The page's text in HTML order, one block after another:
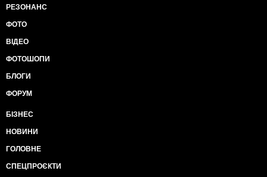
РЕЗОНАНС
ФОТО
ВІДЕО
ФОТОШОПИ
БЛОГИ
ФОРУМ
БІЗНЕС
НОВИНИ
ГОЛОВНЕ
СПЕЦПРОЄКТИ